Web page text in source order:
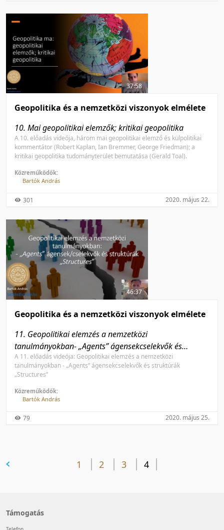
37:58
Geopolitika és a nemzetközi viszonyok elmélete
10. Mai geopolitikai elemzők; kritikai geopolitika
A 10. előadás videója, három mai geopolitikai elemző és külpolitikai
kommentátor (Robert Kaplan, Ian Bremmer, George Friedman); a
kritikai geopolitika tudományterület bemutatása (Gerald Toal).
Közreműködők:
Bartók András
301 2020. május 22.
46:37
Geopolitika és a nemzetközi viszonyok elmélete
11. Geopolitikai elemzés a nemzetközi
tanulmányokban- „Agents” ágensekcselekvők és
struktúrák „Structures”
A 11. előadás videója: Geopolitikai elemzés a nemzetközi
tanulmányokban - „Agents” ágensekcselekvők és struktúrák
„Structures”
Közreműködők:
Bartók András
79 2020. május 25.
1 2 3 4
Támogatás